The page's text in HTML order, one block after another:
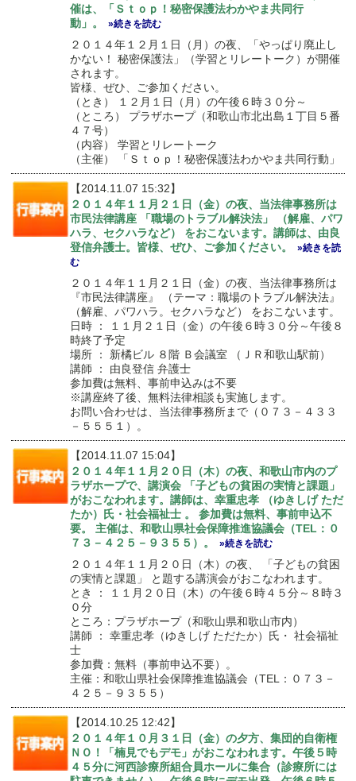
催は、「Ｓｔｏｐ！秘密保護法わかやま共同行
動」。
»続きを読む
２０１４年１２月１日（月）の夜、「やっぱり廃止し
かない！ 秘密保護法」（学習とリレートーク）が開催
されます。
皆様、ぜひ、ご参加ください。
（とき） １２月１日（月）の午後６時３０分～
（ところ） プラザホープ（和歌山市北出島１丁目５番
４７号）
（内容） 学習とリレートーク
（主催） 「Ｓｔｏｐ！秘密保護法わかやま共同行動」
【2014.11.07 15:32】
２０１４年１１月２１日（金）の夜、当法律事務所は
市民法律講座 「職場のトラブル解決法」 （解雇、パワ
ハラ、セクハラなど） をおこないます。講師は、由良
登信弁護士。皆様、ぜひ、ご参加ください。
»続きを読
む
２０１４年１１月２１日（金）の夜、当法律事務所は
『市民法律講座』 （テーマ：職場のトラブル解決法』
（解雇、パワハラ。セクハラなど） をおこないます。
日時 ： １１月２１日（金）の午後６時３０分～午後８
時終了予定
場所 ： 新橘ビル ８階 Ｂ会議室 （ＪＲ和歌山駅前）
講師 ： 由良登信 弁護士
参加費は無料、事前申込みは不要
※講座終了後、無料法律相談も実施します。
お問い合わせは、当法律事務所まで（０７３－４３３
－５５５１）。
【2014.11.07 15:04】
２０１４年１１月２０日（木）の夜、和歌山市内のプ
ラザホープで、講演会 「子どもの貧困の実情と課題」
がおこなわれます。講師は、幸重忠孝 （ゆきしげ ただ
たか）氏・社会福祉士 。 参加費は無料、事前申込不
要。 主催は、和歌山県社会保障推進協議会（TEL：０
７３－４２５－９３５５）。
»続きを読む
２０１４年１１月２０日（木）の夜、 「子どもの貧困
の実情と課題」 と題する講演会がおこなわれます。
とき ： １１月２０日（木）の午後６時４５分～８時３
０分
ところ：プラザホープ（和歌山県和歌山市内）
講師 ： 幸重忠孝（ゆきしげ ただたか）氏・ 社会福祉
士
参加費：無料（事前申込不要）。
主催：和歌山県社会保障推進協議会（TEL：０７３－
４２５－９３５５）
【2014.10.25 12:42】
２０１４年１０月３１日（金）の夕方、集団的自衛権
ＮＯ！「楠見でもデモ」がおこなわれます。午後５時
４５分に河西診療所組合員ホールに集合（診療所には